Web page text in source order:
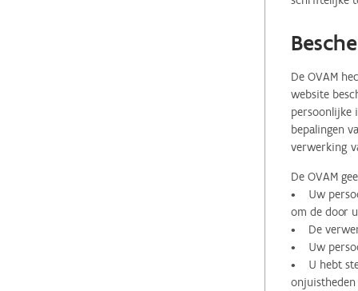
De OVAM
website
persoonlijke
bepalingen
verwerking
De OVAM
• Uw
om de door
• De
• Uw
• U hebt
onjuistheden